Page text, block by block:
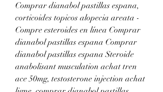
Comprar dianabol pastillas espana,
corticoides topicos alopecia areata -
Compre esteroides en línea Comprar
dianabol pastillas espana Comprar
dianabol pastillas espana Steroide
anabolisant musculation achat tren
ace 50mg, testosterone injection achat